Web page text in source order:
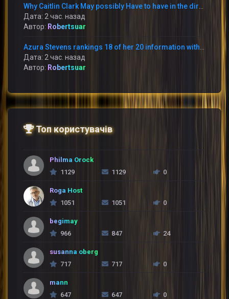
Дата: 2 час. назад
Автор: Robertsuar
Дата: 2 час. назад
Автор: Robertsuar
Топ користувачів
Philma Orock
1129
1129 0
Roga Host
1051
1051 0
begimay
966
847 24
susanna oberg
717
717 0
mann
647
647 0